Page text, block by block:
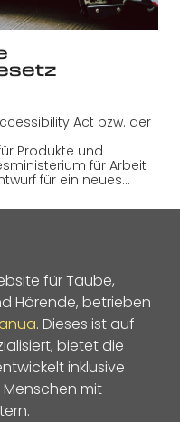
Act bzw. der
Produkte und
für Arbeit
für ein neues…
für Taube,
Hörende, betrieben
. Dieses ist auf
bietet die
inklusive
mit